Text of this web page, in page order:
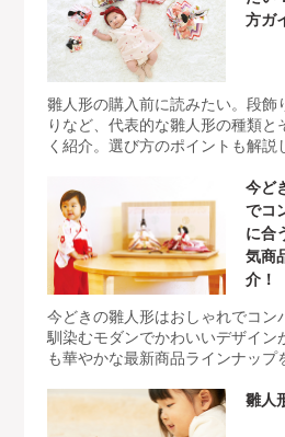
方ガ
雛人形の購入前に読みたい。段飾
りなど、代表的な雛人形の種類と
く紹介。選び方のポイントも解説
今ど
でコ
に合
気商
介！
今どきの雛人形はおしゃれでコン
馴染むモダンでかわいいデザイン
も華やかな最新商品ラインナップ
雛人